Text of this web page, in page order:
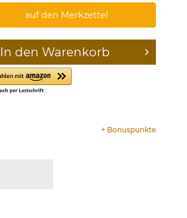
auf den Merkzettel
In den Warenkorb
+ Bonuspunkte